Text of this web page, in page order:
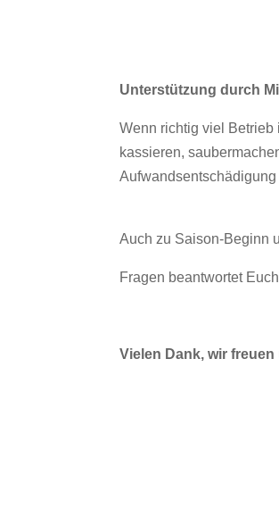
Unterstützung durch
Wenn richtig viel Betrieb
kassieren,
Auch zu Saison-Beginn
Fragen beantwortet
Vielen Dank, wir